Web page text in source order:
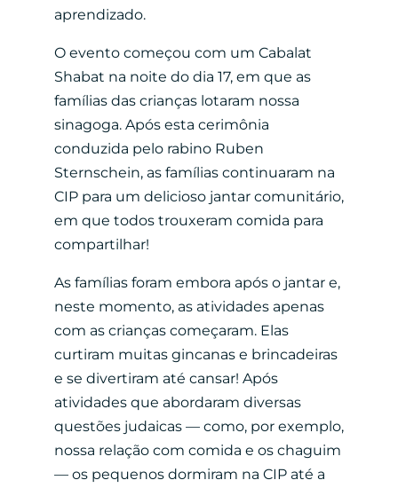
aprendizado.
O evento começou com um Cabalat
Shabat na noite do dia 17, em que as
famílias das crianças lotaram nossa
sinagoga. Após esta cerimônia
conduzida pelo rabino Ruben
Sternschein, as famílias continuaram na
CIP para um delicioso jantar comunitário,
em que todos trouxeram comida para
compartilhar!
As famílias foram embora após o jantar e,
neste momento, as atividades apenas
com as crianças começaram. Elas
curtiram muitas gincanas e brincadeiras
e se divertiram até cansar! Após
atividades que abordaram diversas
questões judaicas — como, por exemplo,
nossa relação com comida e os chaguim
— os pequenos dormiram na CIP até a